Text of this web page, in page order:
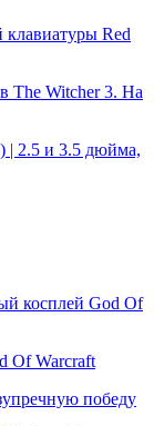
клавиатуры Red
The Witcher 3. На
| 2.5 и 3.5 дюйма,
косплей God Of
Of Warcraft
победу